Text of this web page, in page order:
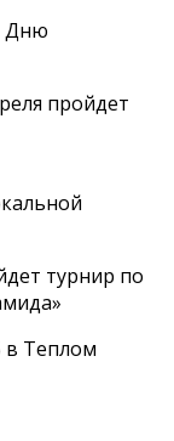
Дню
пройдет
турнир по
Теплом